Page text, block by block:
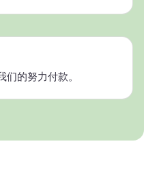
的努力付款。